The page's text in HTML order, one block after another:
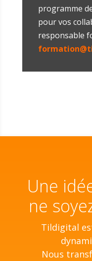
programme
pour vos
responsable
Une
ne
Tildigital
Nous